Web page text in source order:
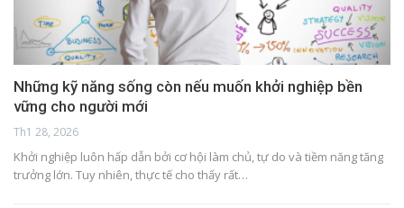
Những kỹ năng sống còn nếu muốn khởi nghiệp bền
vững cho người mới
Th1 28, 2026
Khởi nghiệp luôn hấp dẫn bởi cơ hội làm chủ, tự do và tiềm năng tăng
trưởng lớn. Tuy nhiên, thực tế cho thấy rất…